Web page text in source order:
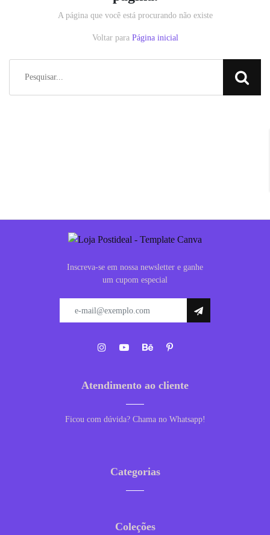
A página que você está procurando não existe
Voltar para Página inicial
Inscreva-se em nossa newsletter e ganhe
um cupom especial
Atendimento ao cliente
Ficou com dúvida? Chama no Whatsapp!
Categorias
Coleções